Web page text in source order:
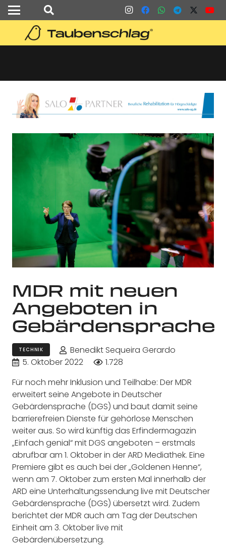
MDR mit neuen
Angeboten in
Gebärdensprache
TECHNIK
Benedikt Sequeira Gerardo
5. Oktober 2022
1.728
Für noch mehr Inklusion und Teilhabe: Der MDR
erweitert seine Angebote in Deutscher
Gebärdensprache (DGS) und baut damit seine
barrierefreien Dienste für gehörlose Menschen
weiter aus. So wird künftig das Erfindermagazin
„Einfach genial“ mit DGS angeboten – erstmals
abrufbar am 1. Oktober in der ARD Mediathek. Eine
Premiere gibt es auch bei der „Goldenen Henne“,
wenn am 7. Oktober zum ersten Mal innerhalb der
ARD eine Unterhaltungssendung live mit Deutscher
Gebärdensprache (DGS) übersetzt wird. Zudem
berichtet der MDR auch am Tag der Deutschen
Einheit am 3. Oktober live mit
Gebärdenübersetzung.